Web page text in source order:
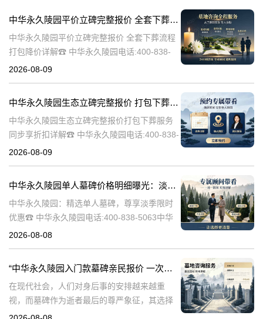
中华永久陵园平价立碑完整报价 全套下葬流程打包降价详解
中华永久陵园平价立碑完整报价 全套下葬流程
打包降价详解☎ 中华永久陵园电话:400-838-
5063在人生的旅途中，每个人都会经历生老病
2026-08-09
中华永久陵园生态立碑完整报价 打包下葬服务同步享折扣详解
中华永久陵园生态立碑完整报价打包下葬服务
同步享折扣详解☎ 中华永久陵园电话:400-838-
5063中华永久陵园作为国内知名的陵园之一，
2026-08-09
中华永久陵园单人墓碑价格明细曝光：淡季下单立省数千，限时优惠深度解析
中华永久陵园：精选单人墓碑，尊享淡季限时
优惠☎ 中华永久陵园电话:400-838-5063中华
永久陵园，作为国内知名的陵园品牌，始终以
2026-08-08
“中华永久陵园入门款墓碑亲民报价 一次性付清享折上折：超值优惠与便捷选择的完美结合”
在现代社会，人们对身后事的安排越来越重
视，而墓碑作为逝者最后的尊严象征，其选择
与设计也变得尤为重要。中华永久陵园作为中